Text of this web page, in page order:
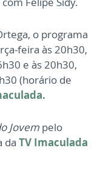
o programa
feira às 20h30,
e às 20h30,
(horário de
Jovem pelo
da TV Imaculada